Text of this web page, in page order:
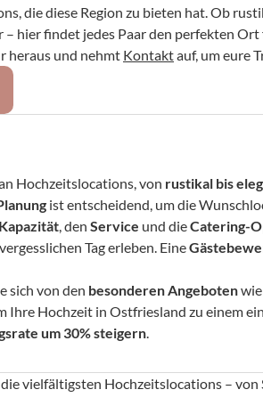
die diese Region zu bieten hat. Ob
– hier findet jedes Paar den perfekten Ort
heraus und nehmt Kontakt auf, um eure
Hochzeitslocations, von rustikal bis
ist entscheidend, um die
Kapazität, den Service und die Catering-
Tag erleben. Eine
sich von den besonderen Angeboten
Ihre Hochzeit in Ostfriesland zu einem
um 30% steigern.
vielfältigsten Hochzeitslocations – von